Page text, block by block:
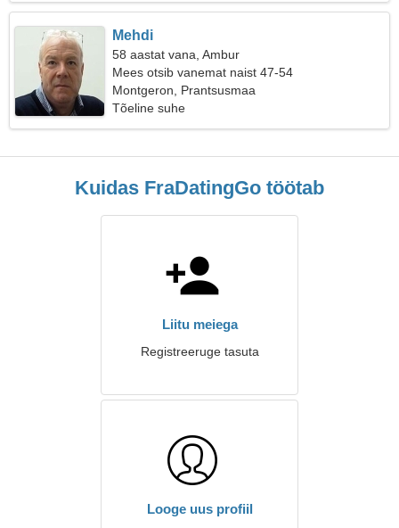
Mehdi
58 aastat vana, Ambur
Mees otsib vanemat naist 47-54
Montgeron, Prantsusmaa
Tõeline suhe
Kuidas FraDatingGo töötab
Liitu meiega
Registreeruge tasuta
Looge uus profiil